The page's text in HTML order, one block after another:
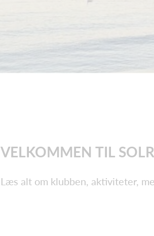
VELKOMMEN TIL
Læs alt om klubben, aktiviteter,